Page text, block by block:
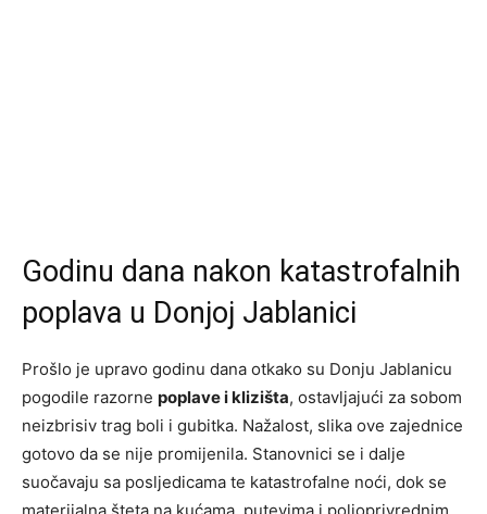
Godinu dana nakon katastrofalnih
poplava u Donjoj Jablanici
Prošlo je upravo godinu dana otkako su Donju Jablanicu
pogodile razorne poplave i klizišta, ostavljajući za sobom
neizbrisiv trag boli i gubitka. Nažalost, slika ove zajednice
gotovo da se nije promijenila. Stanovnici se i dalje
suočavaju sa posljedicama te katastrofalne noći, dok se